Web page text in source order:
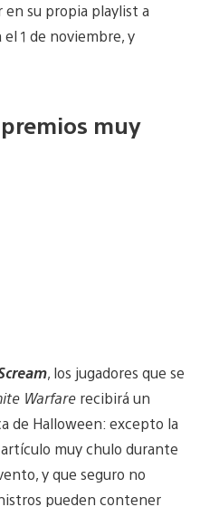
en su propia playlist a
1 de noviembre, y
muy
, los jugadores que se
Warfare recibirá un
de Halloween: excepto la
muy chulo durante
y que seguro no
pueden contener